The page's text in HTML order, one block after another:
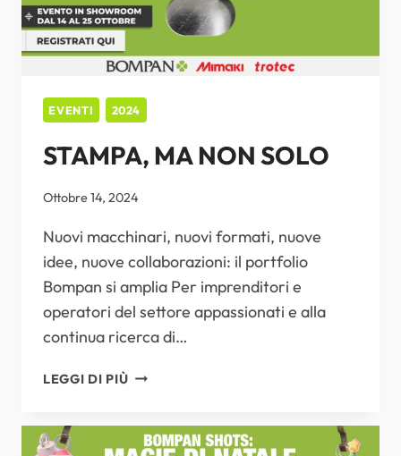
EVENTI 2024
STAMPA, MA NON SOLO
Ottobre 14, 2024
Nuovi macchinari, nuovi formati, nuove
idee, nuove collaborazioni: il portfolio
Bompan si amplia Per imprenditori e
operatori del settore appassionati e alla
continua ricerca di…
LEGGI DI PIÙSTAMPA,
SOLO